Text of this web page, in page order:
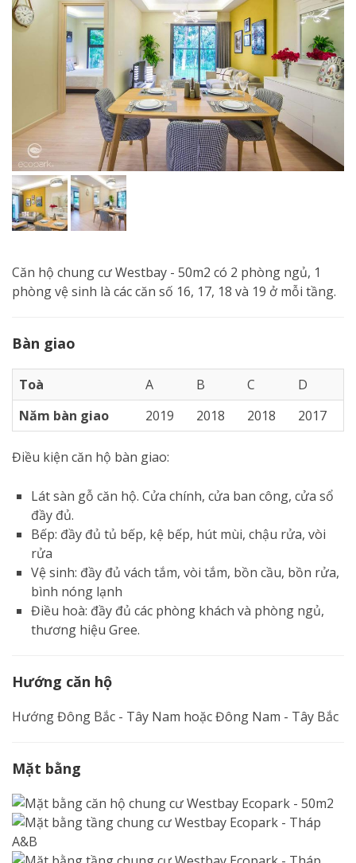
Căn hộ chung cư Westbay - 50m2 có 2 phòng ngủ, 1
phòng vệ sinh là các căn số 16, 17, 18 và 19 ở mỗi tầng.
Bàn giao
Toà A B C
D
Năm bàn giao
2019 2018 2018 2017
Điều kiện căn hộ bàn giao:
Lát sàn gỗ căn hộ. Cửa chính, cửa ban công, cửa sổ
đầy đủ.
Bếp: đầy đủ tủ bếp, kệ bếp, hút mùi, chậu rửa, vòi
rửa
Vệ sinh: đầy đủ vách tắm, vòi tắm, bồn cầu, bồn rửa,
bình nóng lạnh
Điều hoà: đầy đủ các phòng khách và phòng ngủ,
thương hiệu Gree.
Hướng căn hộ
Hướng Đông Bắc - Tây Nam hoặc Đông Nam - Tây Bắc
Mặt bằng